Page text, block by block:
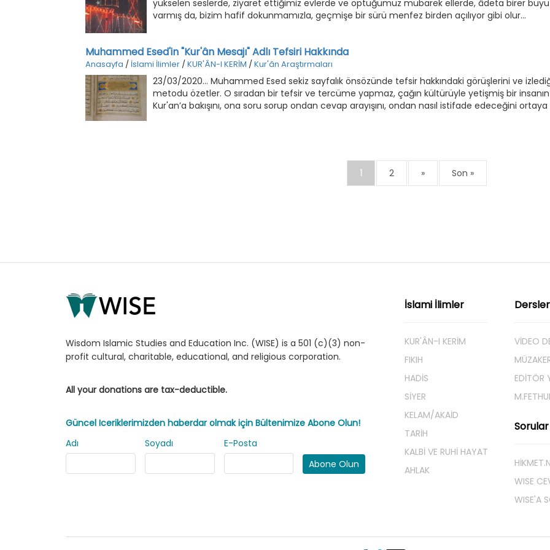
yükselen seslerde, ziyaret ettiğimiz evlerde ve öptüğümüz mübarek ellerde, âdeta birer büyü
varmış da, bizim hafif dokunmamızla, geçmişe bir sürü menfez birden açılıyor gibi olur...
Muhammed Esed'in "Kur'ân Mesajı" Adlı Tefsiri Hakkında
Anasayfa / İslami İlimler /KUR'ÂN-I KERİM /Kur'ân Araştırmaları
23/03/2020... Muhammed Esed sekiz sayfalık önsözünde tefsir hakkındaki görüşlerini ve
metodu özetler. O sıradan bir tefsir ve tercüme yapmaz, çağın kültürüyle yetişmiş bir insanın
Kur'an’a bakışını, ona soru sorup ondan cevap arayışını, ondan nasıl istifade edeceğini ortaya
1 2 » Son »
Wisdom Islamic Studies and Education Inc. (WISE) is a 501 (c)(3) non-
profit cultural, charitable, educational, and religious corporation.
All your donations are tax-deductible.
Güncel Iceriklerimizden haberdar olmak için Bültenimize Abone Olun!
Adı
Soyadı
E-Posta
Abone Olun
İslami İlimler
KUR'ÂN-I KERİM
FIKIH
HADİS
SİYER
KELAM/AKAİD
TARİH
KALBİ VE RUHİ HAYAT
AHLAK
Dersler
VİDEO
EDİTÖR
Sorular
WISE
WISE'A